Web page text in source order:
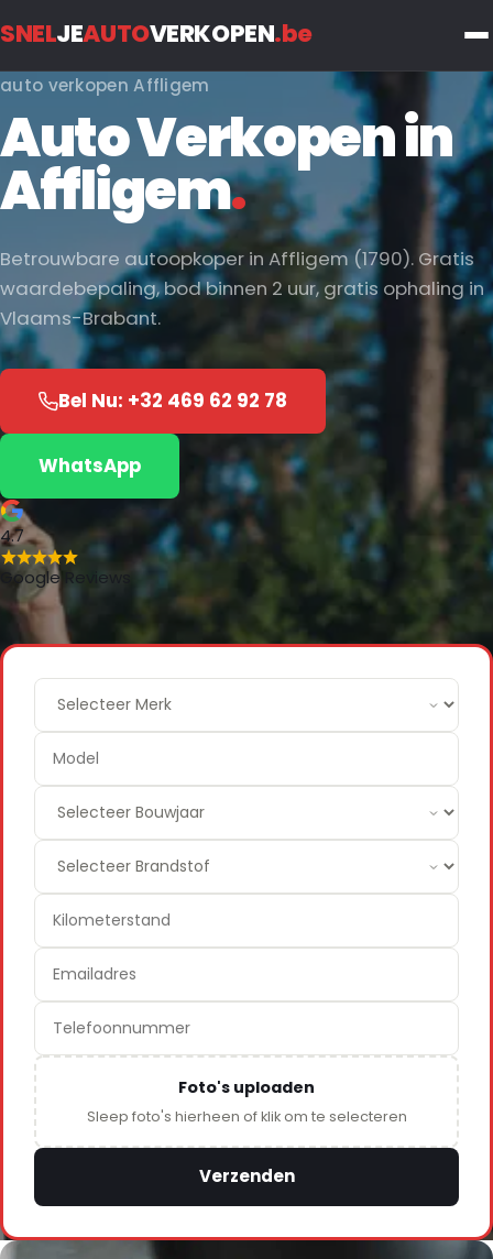
SNELJEAUTOVERKOPEN.be
auto verkopen Affligem
Auto Verkopen in
Affligem.
Betrouwbare autoopkoper in Affligem (1790). Gratis
waardebepaling, bod binnen 2 uur, gratis ophaling in
Vlaams-Brabant.
Bel Nu: +32 469 62 92 78
WhatsApp
4.7
Google Reviews
Foto's uploaden
Sleep foto's hierheen of klik om te selecteren
Verzenden